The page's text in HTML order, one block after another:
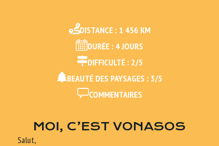
DISTANCE : 1 456 KM
DURÉE : 4 JOURS
DIFFICULTÉ : 2/5
BEAUTÉ DES PAYSAGES : 3/5
COMMENTAIRES
MOI, C’EST VONASOS
Salut,